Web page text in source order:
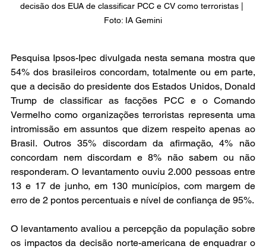
decisão dos EUA de classificar PCC e CV como terroristas |
Foto: IA Gemini
Pesquisa Ipsos-Ipec divulgada nesta semana mostra que
54% dos brasileiros concordam, totalmente ou em parte,
que a decisão do presidente dos Estados Unidos, Donald
Trump de classificar as facções PCC e o Comando
Vermelho como organizações terroristas representa uma
intromissão em assuntos que dizem respeito apenas ao
Brasil. Outros 35% discordam da afirmação, 4% não
concordam nem discordam e 8% não sabem ou não
responderam. O levantamento ouviu 2.000 pessoas entre
13 e 17 de junho, em 130 municípios, com margem de
erro de 2 pontos percentuais e nível de confiança de 95%.
O levantamento avaliou a percepção da população sobre
os impactos da decisão norte-americana de enquadrar o